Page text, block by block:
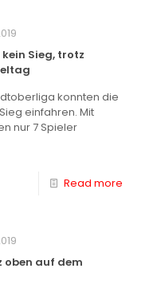
kein Sieg, trotz
konnten die
einfahren. Mit
nur 7 Spieler
Read more
oben auf dem